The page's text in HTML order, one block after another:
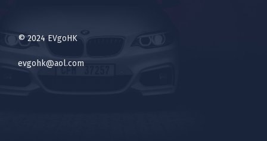
© 2024 EVgoHK
evgohk@aol.com